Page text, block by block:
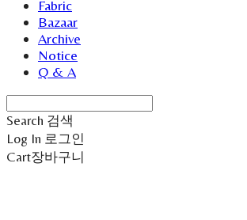
Fabric
Bazaar
Archive
Notice
Q & A
Search 검색
Log In 로그인
Cart장바구니